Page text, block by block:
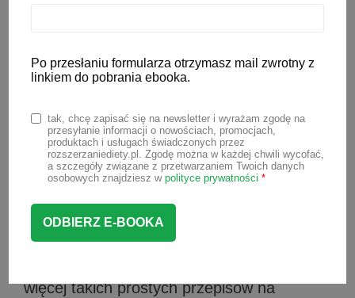
uwielbiają zarówno dzieci, jak i dorośli. W
tradycyjnej wersji tego przepisu nadzienie
do bułeczek to cukier wymieszany z
masłem i cynamonem. Jednak dzisiaj
mam specjalną wersję tego przysmaku –
bez dodatku cukru. W przepisie zamiast
musu jabłkowego ze szczyptą cynamonu,
który nada bułeczkom cudowną słodycz i
więcej takich prostych przepisów na
Po przesłaniu formularza otrzymasz mail zwrotny z
linkiem do pobrania ebooka.
tak, chcę zapisać się na newsletter i wyrażam zgodę na
przesyłanie informacji o nowościach, promocjach,
produktach i usługach świadczonych przez
rozszerzaniediety.pl. Zgodę można w każdej chwili wycofać,
a szczegóły związane z przetwarzaniem Twoich danych
osobowych znajdziesz w polityce prywatności *